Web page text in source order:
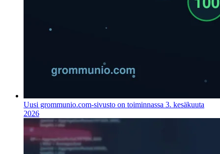
Uusi grommunio.com-sivusto on toiminnassa 3. kesäkuuta
2026